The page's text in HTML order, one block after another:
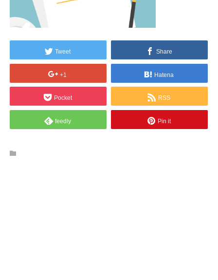
Tweet Share
+1 Hatena
Pocket RSS
feedly Pin it